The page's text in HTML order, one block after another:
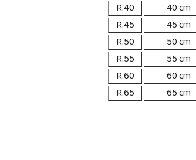
R.40
40 cm
R.45
45 cm
R.50
50 cm
R.55
55 cm
R.60
60 cm
R.65
65 cm